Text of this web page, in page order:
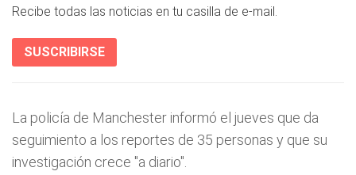
Recibe todas las noticias en tu casilla de e-mail.
SUSCRIBIRSE
La policía de Manchester informó el jueves que da
seguimiento a los reportes de 35 personas y que su
investigación crece "a diario".